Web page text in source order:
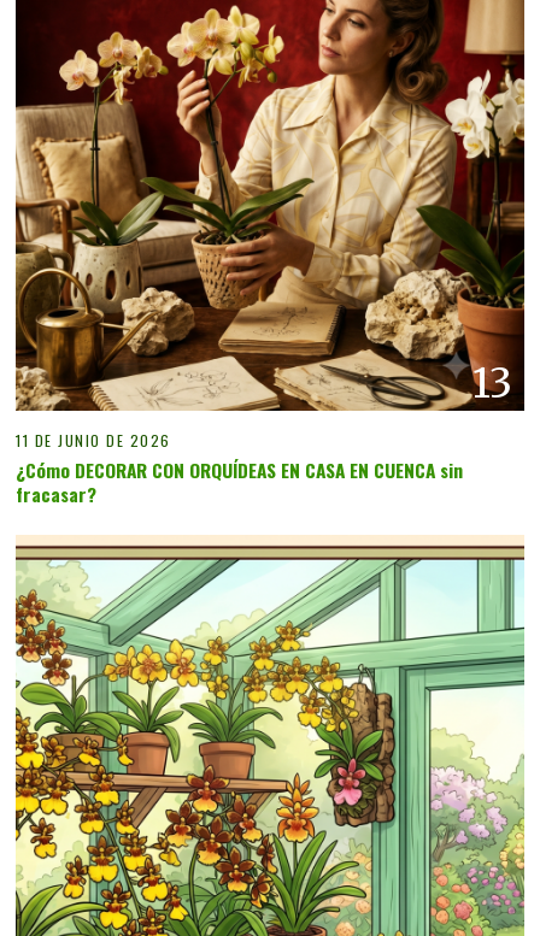
13
11 DE JUNIO DE 2026
¿Cómo DECORAR CON ORQUÍDEAS EN CASA EN CUENCA sin
fracasar?